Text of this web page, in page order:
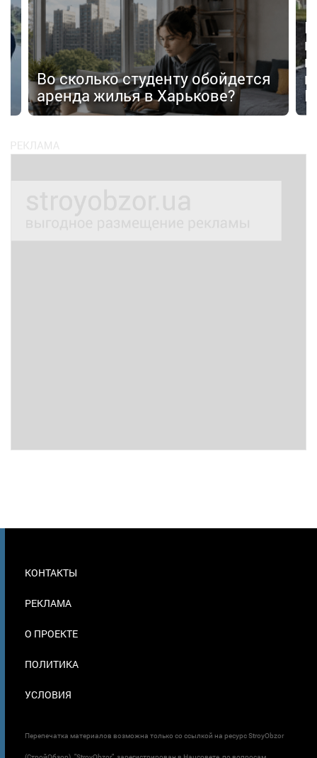
Во сколько студенту обойдется
аренда жилья в Харькове?
В
В
КОНТАКТЫ
РЕКЛАМА
О ПРОЕКТЕ
ПОЛИТИКА
УСЛОВИЯ
Перепечатка материалов возможна только со ссылкой на ресурс StroyObzor